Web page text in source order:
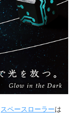
スペースローラーは